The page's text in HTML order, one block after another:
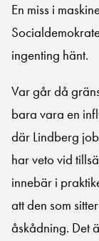
En miss i
ingenting hänt.
Var går då
bara vara en
där Lindberg
har veto vid
innebär i
att den som
åskådning. Det